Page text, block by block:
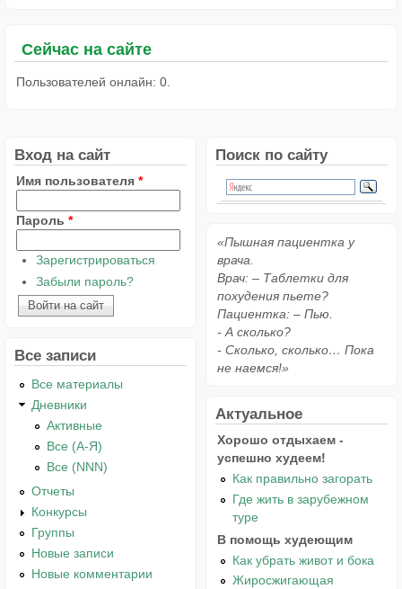
Сейчас на сайте
Пользователей онлайн: 0.
Вход на сайт
Имя пользователя *
Пароль *
Зарегистрироваться
Забыли пароль?
Все записи
Все материалы
Дневники
Активные
Все (А-Я)
Все (NNN)
Отчеты
Конкурсы
Группы
Новые записи
Новые комментарии
Поиск по сайту
«Пышная пациентка у
врача.
Врач: – Таблетки для
похудения пьете?
Пациентка: – Пью.
- А сколько?
- Сколько, сколько… Пока
не наемся!»
Актуальное
Хорошо отдыхаем -
успешно худеем!
Как правильно загорать
Где жить в зарубежном
туре
В помощь худеющим
Как убрать живот и бока
Жиросжигающая